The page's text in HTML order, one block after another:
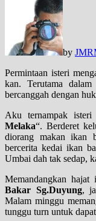
by JMR
Permintaan isteri
kan. Terutama
bercanggah dengan
Aku ternampak isteri
Melaka“. Berderet
diorang makan ikan
bercerita kedai ikan
Umbai dah tak sedap,
Memandangkan
Bakar Sg.Duyung,
Malam minggu
tunggu turn untuk